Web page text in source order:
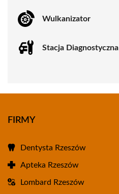
Wulkanizator
Stacja Diagnostyczna
FIRMY
Dentysta Rzeszów
Apteka Rzeszów
Lombard Rzeszów